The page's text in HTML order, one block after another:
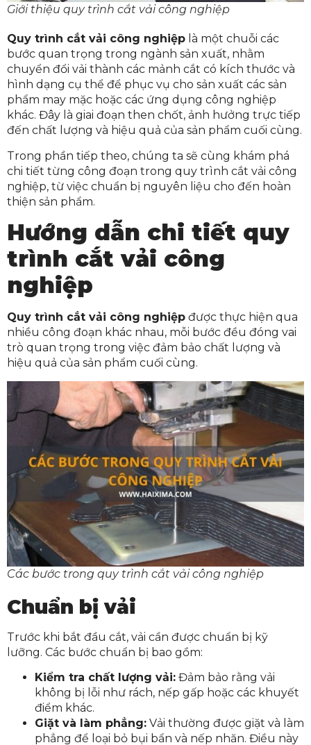
Giới thiệu quy trình cắt vải công nghiệp
Quy trình cắt vải công nghiệp là một chuỗi các
bước quan trọng trong ngành sản xuất, nhằm
chuyển đổi vải thành các mảnh cắt có kích thước và
hình dạng cụ thể để phục vụ cho sản xuất các sản
phẩm may mặc hoặc các ứng dụng công nghiệp
khác. Đây là giai đoạn then chốt, ảnh hưởng trực tiếp
đến chất lượng và hiệu quả của sản phẩm cuối cùng.
Trong phần tiếp theo, chúng ta sẽ cùng khám phá
chi tiết từng công đoạn trong quy trình cắt vải công
nghiệp, từ việc chuẩn bị nguyên liệu cho đến hoàn
thiện sản phẩm.
Hướng dẫn chi tiết quy
trình cắt vải công
nghiệp
Quy trình cắt vải công nghiệp được thực hiện qua
nhiều công đoạn khác nhau, mỗi bước đều đóng vai
trò quan trọng trong việc đảm bảo chất lượng và
hiệu quả của sản phẩm cuối cùng.
Các bước trong quy trình cắt vải công nghiệp
Chuẩn bị vải
Trước khi bắt đầu cắt, vải cần được chuẩn bị kỹ
lưỡng. Các bước chuẩn bị bao gồm:
Kiểm tra chất lượng vải: Đảm bảo rằng vải
không bị lỗi như rách, nếp gấp hoặc các khuyết
điểm khác.
Giặt và làm phẳng: Vải thường được giặt và làm
phẳng để loại bỏ bụi bẩn và nếp nhăn. Điều này